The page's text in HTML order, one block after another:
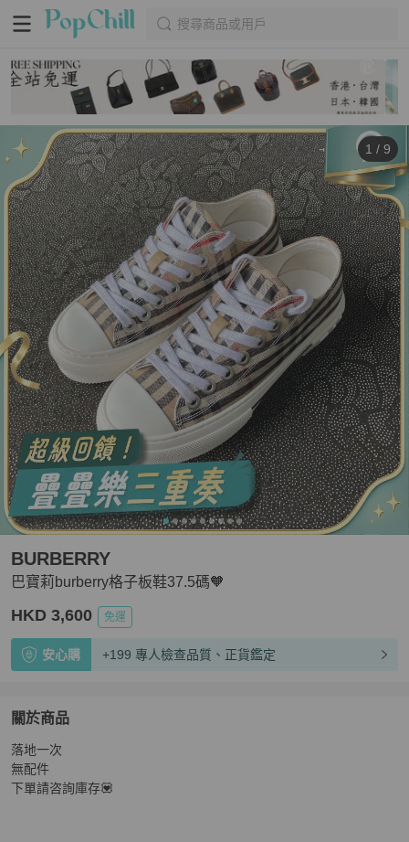
搜尋商品或用戶
1 / 9
巴寶莉burberry格子板鞋37.5碼🧡
BURBERRY
HKD 3,600 免運
安心購 +199 專人檢查品質、正貨鑑定
關於商品
關於巴寶莉burberry格子板鞋37.5碼🧡
落地一次
無配件
下單請咨詢庫存💟